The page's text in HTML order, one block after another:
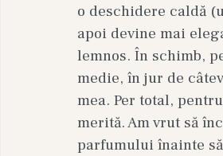
o deschidere caldă
apoi devine mai
lemnos. În schimb,
medie, în jur de
mea. Per total,
merită. Am vrut să
parfumului înainte